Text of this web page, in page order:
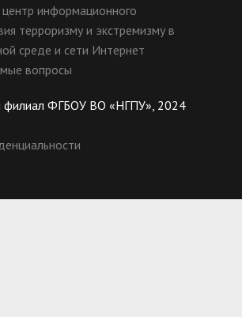
информационного
терроризму и экстремизму в
среде и сети Интернет
вопросы
филиал ФГБОУ ВО «НГПУ», 2024